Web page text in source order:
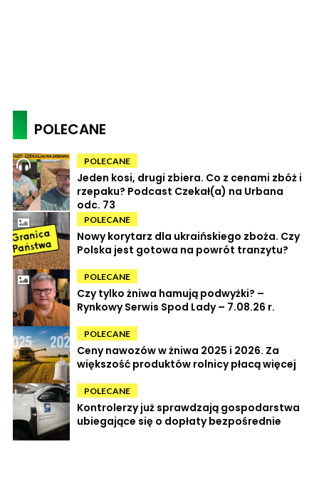
POLECANE
POLECANE
Jeden kosi, drugi zbiera. Co z cenami zbóż i
rzepaku? Podcast Czekał(a) na Urbana
odc. 73
POLECANE
Nowy korytarz dla ukraińskiego zboża. Czy
Polska jest gotowa na powrót tranzytu?
POLECANE
Czy tylko żniwa hamują podwyżki? –
Rynkowy Serwis Spod Lady – 7.08.26 r.
POLECANE
Ceny nawozów w żniwa 2025 i 2026. Za
większość produktów rolnicy płacą więcej
POLECANE
Kontrolerzy już sprawdzają gospodarstwa
ubiegające się o dopłaty bezpośrednie